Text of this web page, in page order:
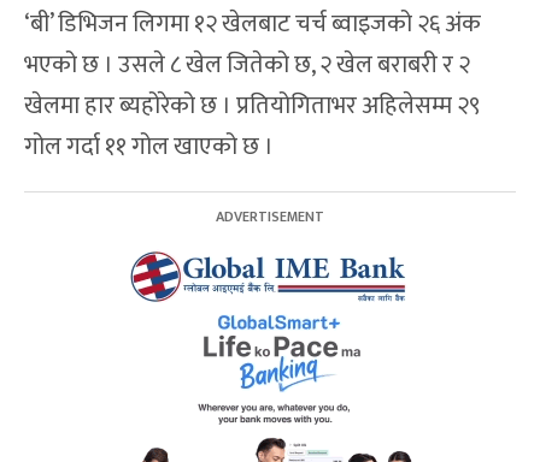
‘बी’ डिभिजन लिगमा १२ खेलबाट चर्च ब्वाइजको २६ अंक
भएको छ । उसले ८ खेल जितेको छ, २ खेल बराबरी र २
खेलमा हार ब्यहोरेको छ । प्रतियोगिताभर अहिलेसम्म २९
गोल गर्दा ११ गोल खाएको छ ।